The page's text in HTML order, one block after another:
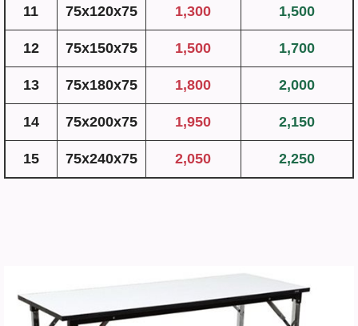
11 75x120x75 1,300 1,500
12 75x150x75 1,500 1,700
13 75x180x75 1,800 2,000
14 75x200x75 1,950 2,150
15 75x240x75 2,050 2,250